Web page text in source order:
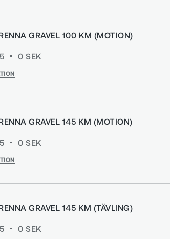
GRAVEL 100 KM (MOTION)
0 SEK
GRAVEL 145 KM (MOTION)
0 SEK
GRAVEL 145 KM (TÄVLING)
0 SEK